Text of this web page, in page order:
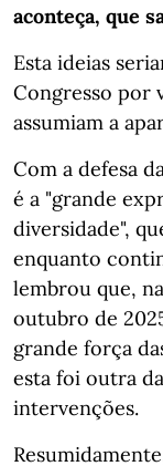
aconteça, que
Esta ideias
Congresso por
assumiam a
Com a defesa
é a "grande
diversidade",
enquanto
lembrou que,
outubro de
grande força
esta foi outra
intervenções.